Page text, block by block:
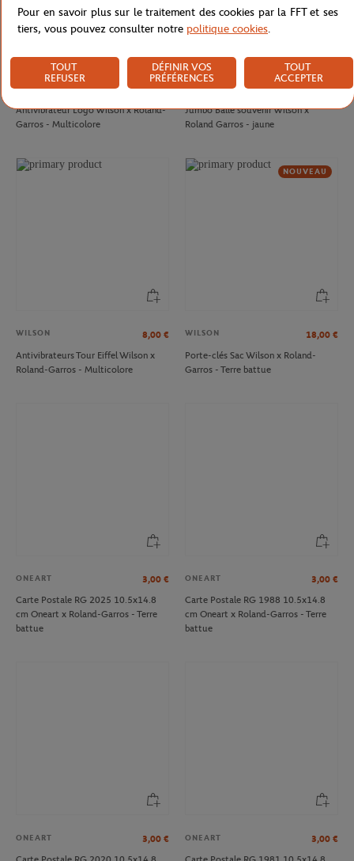
WILSON 8,00 €
Antivibrateur Logo Wilson x Roland-
Garros - Multicolore
WILSON 32,00 €
Jumbo Balle souvenir Wilson x
Roland Garros - jaune
WILSON 8,00 €
Antivibrateurs Tour Eiffel Wilson x
Roland-Garros - Multicolore
NOUVEAU
WILSON 18,00 €
Porte-clés Sac Wilson x Roland-
Garros - Terre battue
ONEART 3,00 €
Carte Postale RG 2025 10.5x14.8
cm Oneart x Roland-Garros - Terre
battue
ONEART 3,00 €
Carte Postale RG 1988 10.5x14.8
cm Oneart x Roland-Garros - Terre
battue
ONEART 3,00 €
ONEART 3,00 €
Pour en savoir plus sur le traitement des cookies par la FFT et ses
tiers, vous pouvez consulter notre politique cookies.
TOUT
REFUSER
DÉFINIR VOS
PRÉFÉRENCES
TOUT
ACCEPTER